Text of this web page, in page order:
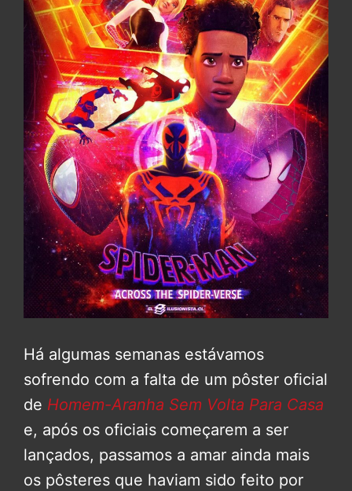
Há algumas semanas estávamos
sofrendo com a falta de um pôster oficial
de Homem-Aranha Sem Volta Para Casa
e, após os oficiais começarem a ser
lançados, passamos a amar ainda mais
os pôsteres que haviam sido feito por